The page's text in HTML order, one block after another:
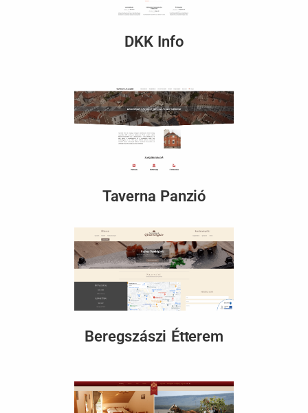
DKK Info
Taverna Panzió
Beregszászi Étterem